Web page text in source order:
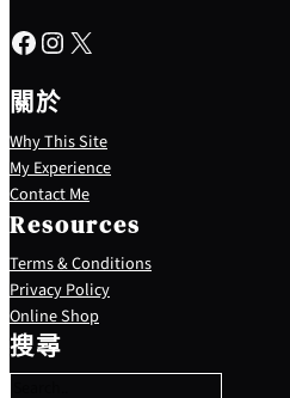
Facebook Instagram X
關於
Why This Site
My Experience
Contact Me
Resources
Terms & Conditions
Privacy Policy
Online Shop
搜尋
S
e
a